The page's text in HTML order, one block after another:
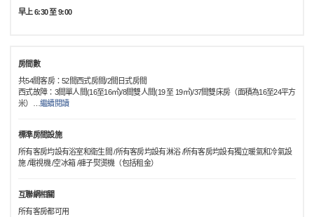
早上 6:30 至 9:00
房間數
共54間客房：52間西式房間/2間日式房間
西式故障：3間單人間(16至16㎡)/8間雙人間(19 至 19㎡)/37間雙床房（面積為16至24平方
米）
繼續閱讀
標準房間設施
所有客房均設有浴室和衛生間 /所有客房均設有淋浴 /所有客房均設有獨立暖氣和冷氣設
施 /電視機 /空冰箱 /褲子熨燙機（包括租金）
互聯網相關
所有客房都可用